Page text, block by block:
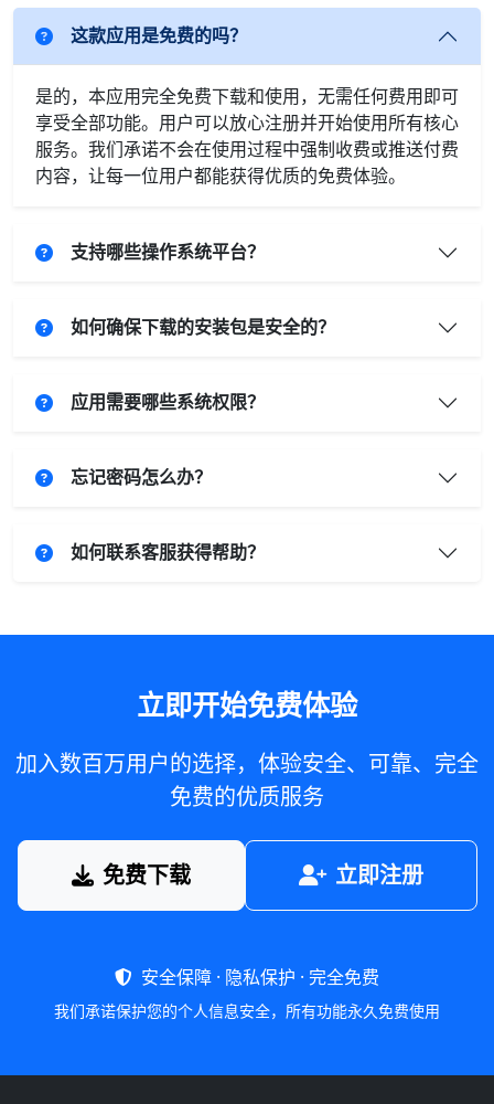
这款应用是免费的吗？
是的，本应用完全免费下载和使用，无需任何费用即可
享受全部功能。用户可以放心注册并开始使用所有核心
服务。我们承诺不会在使用过程中强制收费或推送付费
内容，让每一位用户都能获得优质的免费体验。
支持哪些操作系统平台？
如何确保下载的安装包是安全的？
应用需要哪些系统权限？
忘记密码怎么办？
如何联系客服获得帮助？
立即开始免费体验
加入数百万用户的选择，体验安全、可靠、完全
免费的优质服务
免费下载 立即注册
安全保障 · 隐私保护 · 完全免费
我们承诺保护您的个人信息安全，所有功能永久免费使用